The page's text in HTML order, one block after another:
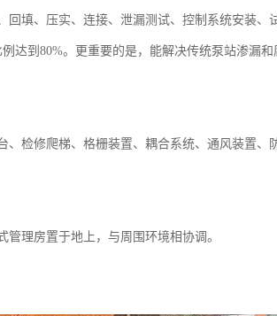
填、压实、连接、泄漏测试、控制系统安装、
达到80%。更重要的是，能解决传统泵站渗漏和
检修爬梯、格栅装置、耦合系统、通风装置、
理房置于地上，与周围环境相协调。